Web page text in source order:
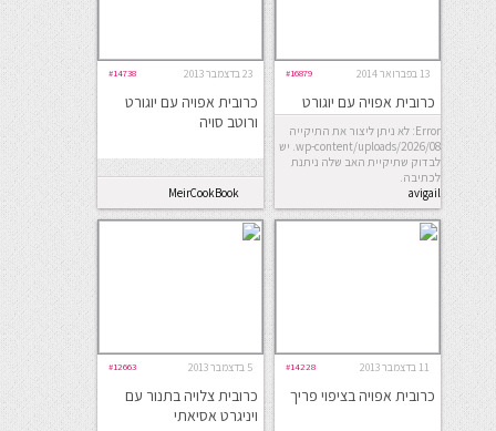
13 בפברואר 2014 #16879
כרובית אפויה עם יוגורט
ולמון גראס
Error: לא ניתן ליצור את התיקייה
wp-content/uploads/2026/08. יש
לבדוק שתיקיית האב שלה ניתנת
לכתיבה.
avigail
23 בדצמבר 2013 #14738
כרובית אפויה עם יוגורט
ורוטב סויה
MeirCookBook
11 בדצמבר 2013 #14228
כרובית אפויה בציפוי פריך
5 בדצמבר 2013 #12663
כרובית צלויה בתנור עם
ויניגרט אסיאתי